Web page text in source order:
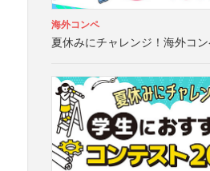
海外コンペ
夏休みにチャレンジ！海外コ